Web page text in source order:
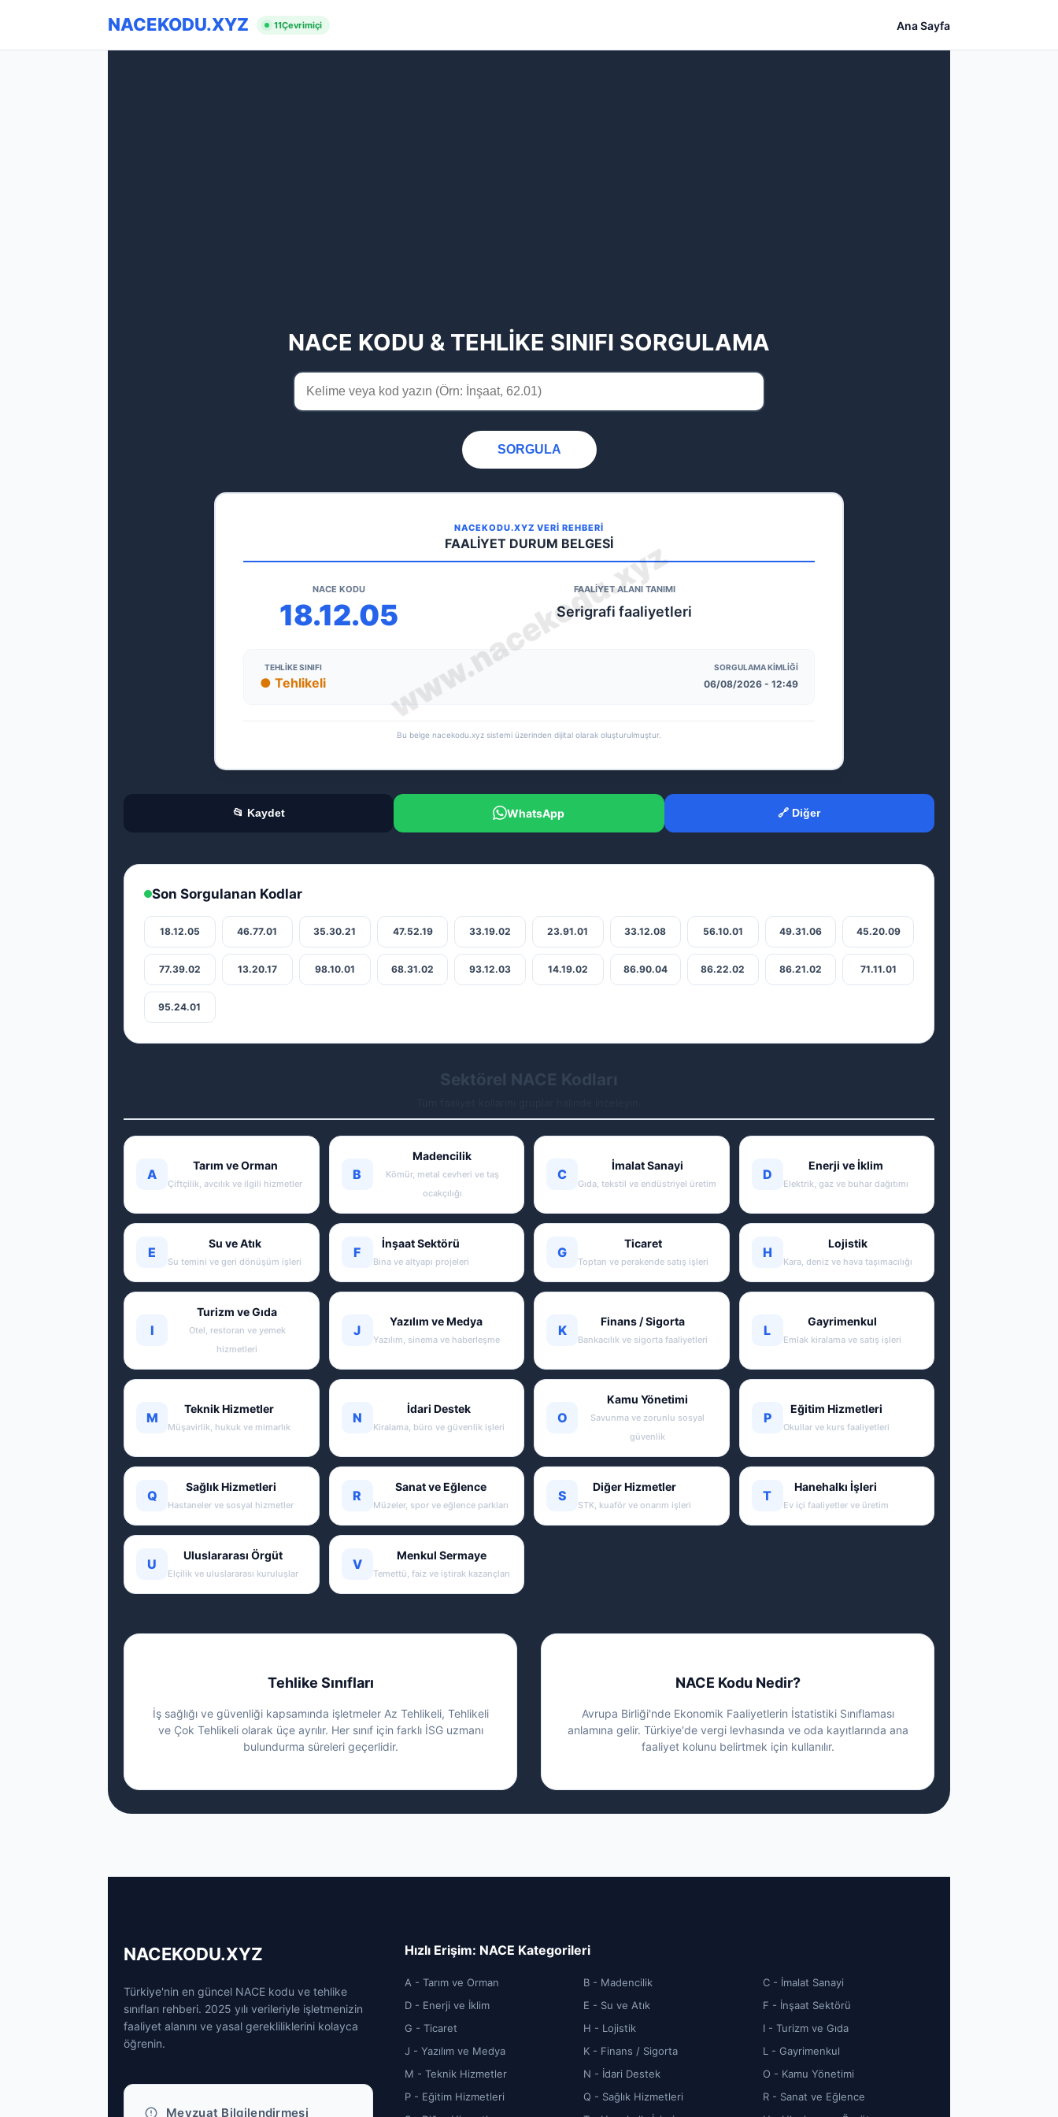
NACEKODU.XYZ 11Çevrimiçi Ana Sayfa
NACE KODU & TEHLİKE SINIFI SORGULAMA
SORGULA
NACEKODU.XYZ VERİ REHBERİ
FAALİYET DURUM BELGESİ
NACE KODU
18.12.05
FAALİYET ALANI TANIMI
Serigrafi faaliyetleri
TEHLIKE SINIFI
● Tehlikeli
SORGULAMA KIMLIĞI
06/08/2026 - 12:49
Bu belge nacekodu.xyz sistemi üzerinden dijital olarak oluşturulmuştur.
📂 Kaydet WhatsApp 🔗 Diğer
Son Sorgulanan Kodlar
18.12.05 46.77.01 35.30.21 47.52.19 33.19.02 23.91.01 33.12.08 56.10.01 49.31.06 45.20.09
77.39.02 13.20.17 98.10.01 68.31.02 93.12.03 14.19.02 86.90.04 86.22.02 86.21.02 71.11.01
95.24.01
Sektörel NACE Kodları
A
Tarım ve Orman
Çiftçilik, avcılık ve ilgili hizmetler
B
Madencilik
Kömür, metal cevheri ve taş
ocakçılığı
C
İmalat Sanayi
Gıda, tekstil ve endüstriyel üretim
D
Enerji ve İklim
Elektrik, gaz ve buhar dağıtımı
E
Su ve Atık
Su temini ve geri dönüşüm işleri
F
İnşaat Sektörü
Bina ve altyapı projeleri
G
Ticaret
Toptan ve perakende satış işleri
H
Lojistik
Kara, deniz ve hava taşımacılığı
I
Turizm ve Gıda
Otel, restoran ve yemek
hizmetleri
J
Yazılım ve Medya
Yazılım, sinema ve haberleşme
K
Finans / Sigorta
Bankacılık ve sigorta faaliyetleri
L
Gayrimenkul
Emlak kiralama ve satış işleri
M
Teknik Hizmetler
Müşavirlik, hukuk ve mimarlık
N
İdari Destek
Kiralama, büro ve güvenlik işleri
O
Kamu Yönetimi
Savunma ve zorunlu sosyal
güvenlik
P
Eğitim Hizmetleri
Okullar ve kurs faaliyetleri
Q
Sağlık Hizmetleri
Hastaneler ve sosyal hizmetler
R
Sanat ve Eğlence
Müzeler, spor ve eğlence parkları
S
Diğer Hizmetler
STK, kuaför ve onarım işleri
T
Hanehalkı İşleri
Ev içi faaliyetler ve üretim
U
Uluslararası Örgüt
Elçilik ve uluslararası kuruluşlar
V
Menkul Sermaye
Temettü, faiz ve iştirak kazançları
Tehlike Sınıfları
İş sağlığı ve güvenliği kapsamında işletmeler Az Tehlikeli, Tehlikeli
ve Çok Tehlikeli olarak üçe ayrılır. Her sınıf için farklı İSG uzmanı
bulundurma süreleri geçerlidir.
NACE Kodu Nedir?
Avrupa Birliği'nde Ekonomik Faaliyetlerin İstatistiki Sınıflaması
anlamına gelir. Türkiye'de vergi levhasında ve oda kayıtlarında ana
faaliyet kolunu belirtmek için kullanılır.
NACEKODU.XYZ
Türkiye'nin en güncel NACE kodu ve tehlike
sınıfları rehberi. 2025 yılı verileriyle işletmenizin
faaliyet alanını ve yasal gerekliliklerini kolayca
öğrenin.
Mevzuat Bilgilendirmesi
Hızlı Erişim: NACE Kategorileri
A - Tarım ve Orman B - Madencilik
C - İmalat Sanayi
D - Enerji ve İklim
E - Su ve Atık
F - İnşaat Sektörü
G - Ticaret
H - Lojistik
I - Turizm ve Gıda
J - Yazılım ve Medya
K - Finans / Sigorta
L - Gayrimenkul
M - Teknik Hizmetler
N - İdari Destek
O - Kamu Yönetimi
P - Eğitim Hizmetleri
Q - Sağlık Hizmetleri
R - Sanat ve Eğlence